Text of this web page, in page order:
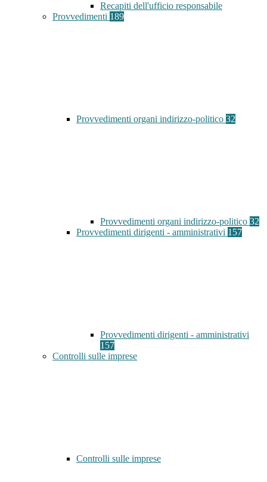
Recapiti dell'ufficio responsabile
Provvedimenti 189
Provvedimenti organi indirizzo-politico 32
Provvedimenti organi indirizzo-politico 32
Provvedimenti dirigenti - amministrativi 157
Provvedimenti dirigenti - amministrativi
157
Controlli sulle imprese
Controlli sulle imprese